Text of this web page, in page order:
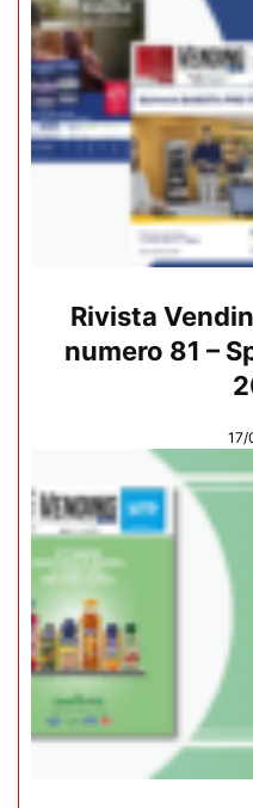
Rivista
numero 81 –
17/